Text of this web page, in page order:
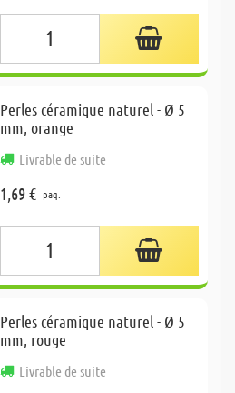
Perles céramique naturel - Ø 5
mm, orange
Livrable de suite
1,69 € paq.
Perles céramique naturel - Ø 5
mm, rouge
Livrable de suite